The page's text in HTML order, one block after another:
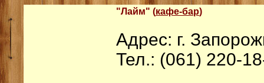
"Лайм" (кафе-бар)
Адрес: г.
Тел.: (061) 220-